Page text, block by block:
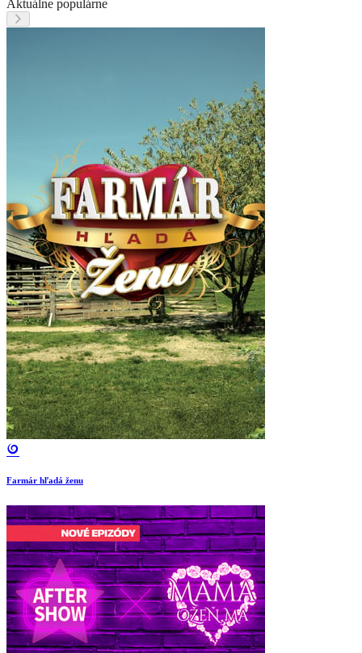
Aktuálne populárne
Farmár hľadá ženu